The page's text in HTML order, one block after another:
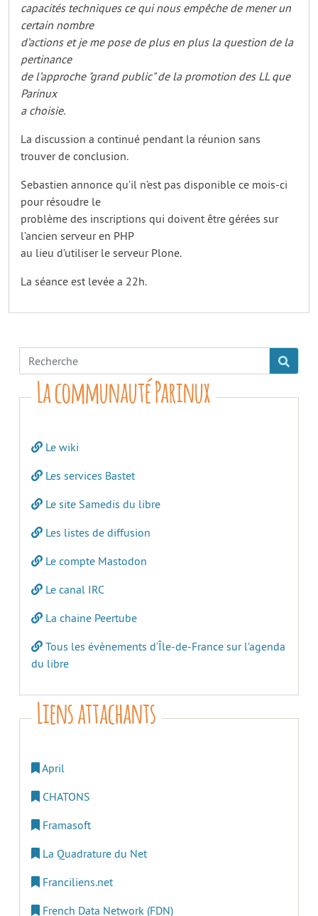
capacités techniques ce qui nous empêche de mener un
certain nombre
d’actions et je me pose de plus en plus la question de la
pertinance
de l’approche "grand public" de la promotion des LL que
Parinux
a choisie.
La discussion a continué pendant la réunion sans
trouver de conclusion.
Sebastien annonce qu’il n’est pas disponible ce mois-ci
pour résoudre le
problème des inscriptions qui doivent être gérées sur
l’ancien serveur en PHP
au lieu d’utiliser le serveur Plone.
La séance est levée a 22h.
La communauté Parinux
Le wiki
Les services Bastet
Le site Samedis du libre
Les listes de diffusion
Le compte Mastodon
Le canal IRC
La chaine Peertube
Tous les évènements d’Île-de-France sur l’agenda
du libre
Liens attachants
April
CHATONS
Framasoft
La Quadrature du Net
Franciliens.net
French Data Network (FDN)